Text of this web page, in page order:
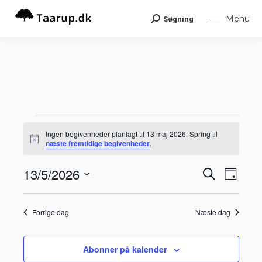
Menu
Search:
Søgning
Begivenheder
13
Notice
Ingen begivenheder planlagt til 13 maj 2026. Spring til
næste fremtidige begivenheder.
og
Søg
efter
begivenheder
Dag
13/5/2026
Vælg
dato.
Forrige dag Næste dag
Abonner på kalender